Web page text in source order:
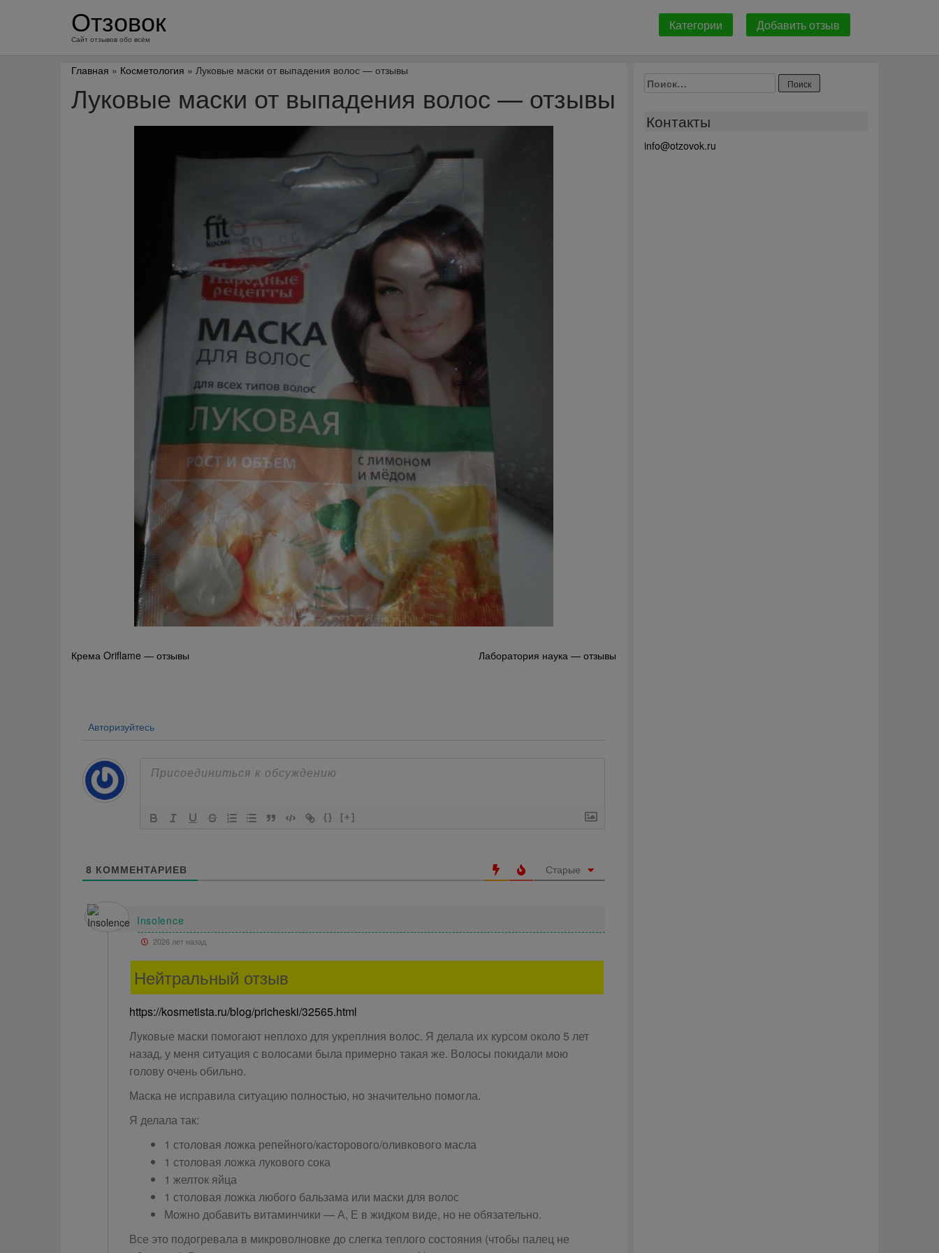
Отзовок
Сайт отзывов обо всём
Категории Добавить отзыв
Главная » Косметология » Луковые маски от выпадения волос — отзывы
Луковые маски от выпадения волос — отзывы
Навигация
Крема Oriflame — отзывы Лаборатория наука — отзывы
Авторизуйтесь
{} [+]
8 КОММЕНТАРИЕВ Старые
Insolence
2026 лет назад
Нейтральный отзыв
https://kosmetista.ru/blog/pricheski/32565.html
Луковые маски помогают неплохо для укреплния волос. Я делала их курсом около 5 лет
назад, у меня ситуация с волосами была примерно такая же. Волосы покидали мою
голову очень обильно.
Маска не исправила ситуацию полностью, но значительно помогла.
Я делала так:
1 столовая ложка репейного/касторового/оливкового масла
1 столовая ложка лукового сока
1 желток яйца
1 столовая ложка любого бальзама или маски для волос
Можно добавить витаминчики — А, Е в жидком виде, но не обязательно.
Все это подогревала в микроволновке до слегка теплого состояния (чтобы палец не
Найти:
Контакты
info@otzovok.ru